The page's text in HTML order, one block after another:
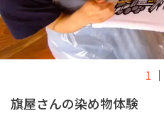
1
旗屋さんの染め物体験